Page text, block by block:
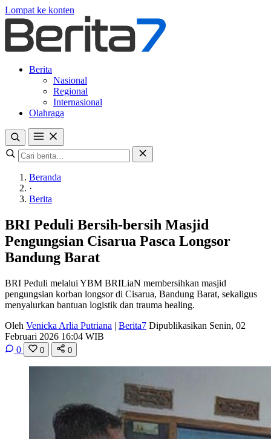
Lompat ke konten
Berita
Nasional
Regional
Internasional
Olahraga
Beranda
·
Berita
BRI Peduli Bersih-bersih Masjid
Pengungsian Cisarua Pasca Longsor
Bandung Barat
BRI Peduli melalui YBM BRILiaN membersihkan masjid
pengungsian korban longsor di Cisarua, Bandung Barat, sekaligus
menyalurkan bantuan logistik dan trauma healing.
Oleh Venicka Arlia Putriana | Berita7 Dipublikasikan Senin, 02
Februari 2026 16:04 WIB
0
0 0